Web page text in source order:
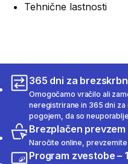
Tehnične lastnosti
365 dni za
Omogočamo vračilo ali
neregistrirane in 365 dni
pogojem, da so
Brezplačen
Naročite online,
Program zvestobe –